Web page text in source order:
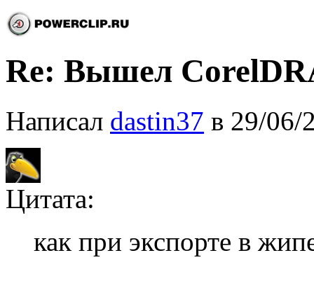
Re: Вышел
Написал dastin37 в 29/06/
Цитата:
как при экспорте в